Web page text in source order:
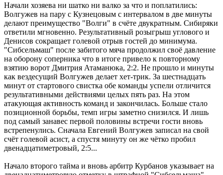
Начали хозяева ни шатко ни валко за что и поплатились:
Волгужев на пару с Кузнецовым с интервалом в две минуты
делают преимущество "Волги" в счёте двукратным. Сибиряки
ответили мгновенно. Результативный розыгрыш углового и
Денисов сокращает голевой отрыв гостей до минимума.
"Сибсельмаш" после забитого мяча продолжил своё давление
на оборону соперника что в итоге привело к повторному
взятию ворот Дмитрия Атаманюка, 2:2. Не прошло и минуты
как вездесущий Волгужев делает хет-трик. За шестнадцать
минут от стартового свистка обе команды успели отличится
результативными действиями целых пять раз. На этом
атакующая активность команд и закончилась. Больше стало
позиционной борьбы, темп игры заметно снизился. И лишь
под самый занавес первой половины встречи гости вновь
встрепенулись. Сначала Евгений Волгужев записал на свой
счёт голевой асист, а спустя минуту он же чётко пробил
двенадцатиметровый, 2:5...
Начало второго тайма и вновь арбитр Курбанов указывает на